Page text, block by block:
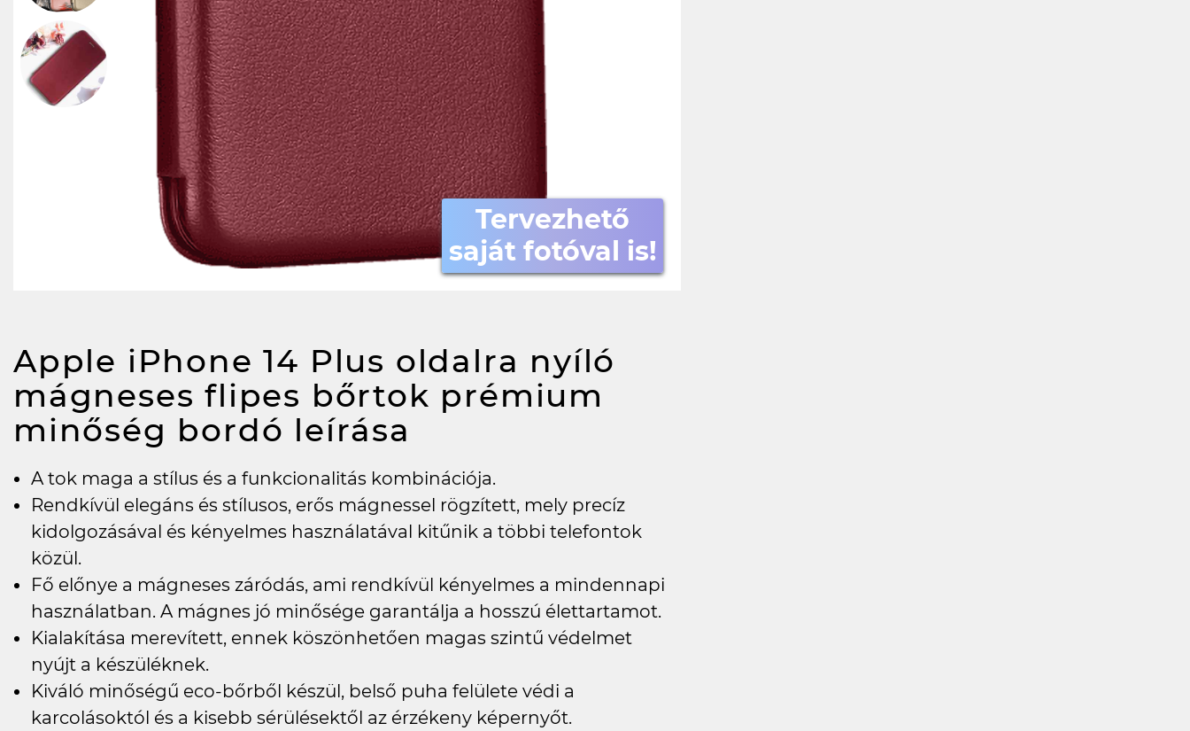
Tervezhető
saját fotóval is!
Apple iPhone 14 Plus oldalra nyíló
mágneses flipes bőrtok prémium
minőség bordó leírása
A tok maga a stílus és a funkcionalitás kombinációja.
Rendkívül elegáns és stílusos, erős mágnessel rögzített, mely precíz
kidolgozásával és kényelmes használatával kitűnik a többi telefontok
közül.
Fő előnye a mágneses záródás, ami rendkívül kényelmes a mindennapi
használatban. A mágnes jó minősége garantálja a hosszú élettartamot.
Kialakítása merevített, ennek köszönhetően magas szintű védelmet
nyújt a készüléknek.
Kiváló minőségű eco-bőrből készül, belső puha felülete védi a
karcolásoktól és a kisebb sérülésektől az érzékeny képernyőt.